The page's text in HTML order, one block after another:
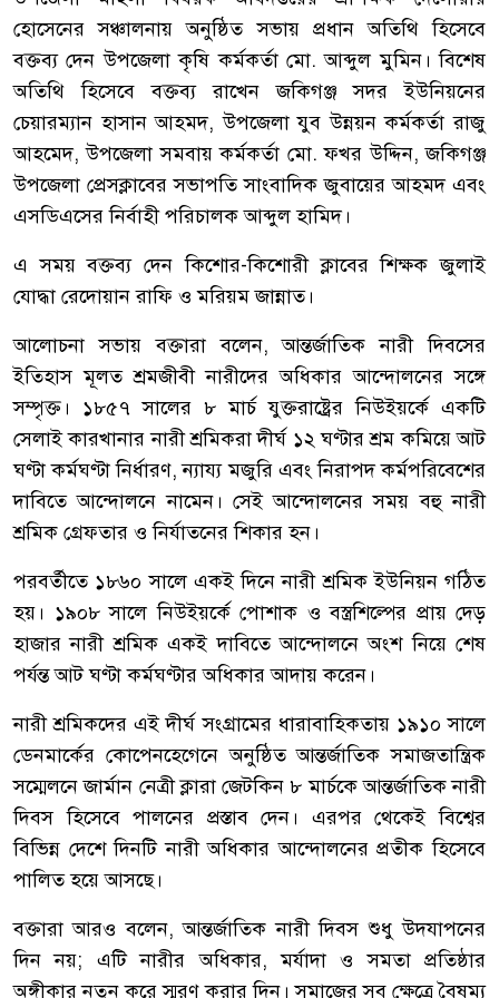
হোসেনের সঞ্চালনায় অনুষ্ঠিত সভায় প্রধান অতিথি হিসেবে
বক্তব্য দেন উপজেলা কৃষি কর্মকর্তা মো. আব্দুল মুমিন। বিশেষ
অতিথি হিসেবে বক্তব্য রাখেন জকিগঞ্জ সদর ইউনিয়নের
চেয়ারম্যান হাসান আহমদ, উপজেলা যুব উন্নয়ন কর্মকর্তা রাজু
আহমেদ, উপজেলা সমবায় কর্মকর্তা মো. ফখর উদ্দিন, জকিগঞ্জ
উপজেলা প্রেসক্লাবের সভাপতি সাংবাদিক জুবায়ের আহমদ এবং
এসডিএসের নির্বাহী পরিচালক আব্দুল হামিদ।
এ সময় বক্তব্য দেন কিশোর-কিশোরী ক্লাবের শিক্ষক জুলাই
যোদ্ধা রেদোয়ান রাফি ও মরিয়ম জান্নাত।
আলোচনা সভায় বক্তারা বলেন, আন্তর্জাতিক নারী দিবসের
ইতিহাস মূলত শ্রমজীবী নারীদের অধিকার আন্দোলনের সঙ্গে
সম্পৃক্ত। ১৮৫৭ সালের ৮ মার্চ যুক্তরাষ্ট্রের নিউইয়র্কে একটি
সেলাই কারখানার নারী শ্রমিকরা দীর্ঘ ১২ ঘণ্টার শ্রম কমিয়ে আট
ঘণ্টা কর্মঘণ্টা নির্ধারণ, ন্যায্য মজুরি এবং নিরাপদ কর্মপরিবেশের
দাবিতে আন্দোলনে নামেন। সেই আন্দোলনের সময় বহু নারী
শ্রমিক গ্রেফতার ও নির্যাতনের শিকার হন।
পরবর্তীতে ১৮৬০ সালে একই দিনে নারী শ্রমিক ইউনিয়ন গঠিত
হয়। ১৯০৮ সালে নিউইয়র্কে পোশাক ও বস্ত্রশিল্পের প্রায় দেড়
হাজার নারী শ্রমিক একই দাবিতে আন্দোলনে অংশ নিয়ে শেষ
পর্যন্ত আট ঘণ্টা কর্মঘণ্টার অধিকার আদায় করেন।
নারী শ্রমিকদের এই দীর্ঘ সংগ্রামের ধারাবাহিকতায় ১৯১০ সালে
ডেনমার্কের কোপেনহেগেনে অনুষ্ঠিত আন্তর্জাতিক সমাজতান্ত্রিক
সম্মেলনে জার্মান নেত্রী ক্লারা জেটকিন ৮ মার্চকে আন্তর্জাতিক নারী
দিবস হিসেবে পালনের প্রস্তাব দেন। এরপর থেকেই বিশ্বের
বিভিন্ন দেশে দিনটি নারী অধিকার আন্দোলনের প্রতীক হিসেবে
পালিত হয়ে আসছে।
বক্তারা আরও বলেন, আন্তর্জাতিক নারী দিবস শুধু উদযাপনের
দিন নয়; এটি নারীর অধিকার, মর্যাদা ও সমতা প্রতিষ্ঠার
অঙ্গীকার নতুন করে স্মরণ করার দিন। সমাজের সব ক্ষেত্রে বৈষম্য